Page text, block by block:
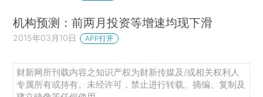
机构预测：前两月投资等增速均现下滑
2015年03月10日 APP打开
财新网所刊载内容之知识产权为财新传媒及/或相关权利人
专属所有或持有。未经许可，禁止进行转载、摘编、复制及